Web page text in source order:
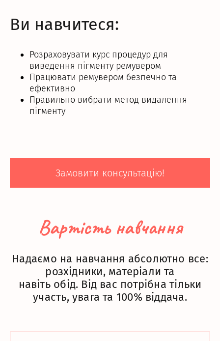
Ви навчитеся:
Розраховувати курс процедур для
виведення пігменту ремувером
Працювати ремувером безпечно та
ефективно
Правильно вибрати метод видалення
пігменту
Замовити консультацію!
Вартість навчання
Надаємо на навчання абсолютно все:
розхідники, матеріали та
навіть обід. Від вас потрібна тільки
участь, увага та 100% віддача.